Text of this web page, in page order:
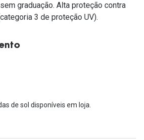
graduação. Alta proteção contra
3 de proteção UV).
de sol disponíveis em loja.